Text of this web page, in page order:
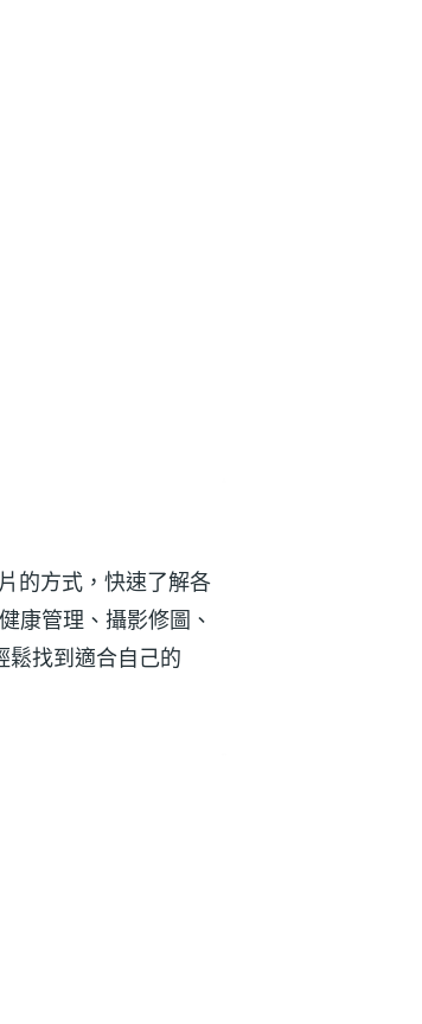
的方式，快速了解各
康管理、攝影修圖、
鬆找到適合自己的